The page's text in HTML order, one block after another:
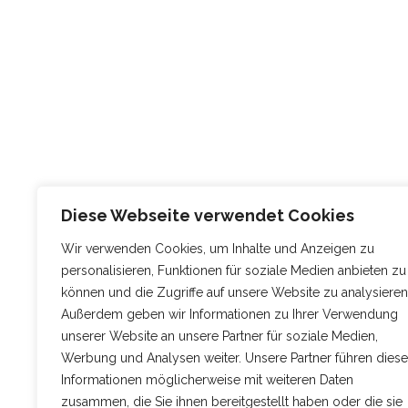
Diese Webseite verwendet Cookies
Wir verwenden Cookies, um Inhalte und Anzeigen zu
personalisieren, Funktionen für soziale Medien anbieten zu
können und die Zugriffe auf unsere Website zu
Außerdem geben wir Informationen zu Ihrer Verwendung
unserer Website an unsere Partner für soziale Medien,
Werbung und Analysen weiter. Unsere Partner führen diese
Informationen möglicherweise mit weiteren Daten
zusammen, die Sie ihnen bereitgestellt haben oder die sie